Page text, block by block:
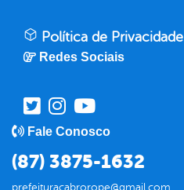
Política de Privacidade
Redes Sociais
Fale Conosco
(87) 3875-1632
prefeituracabrorope@gmail.com